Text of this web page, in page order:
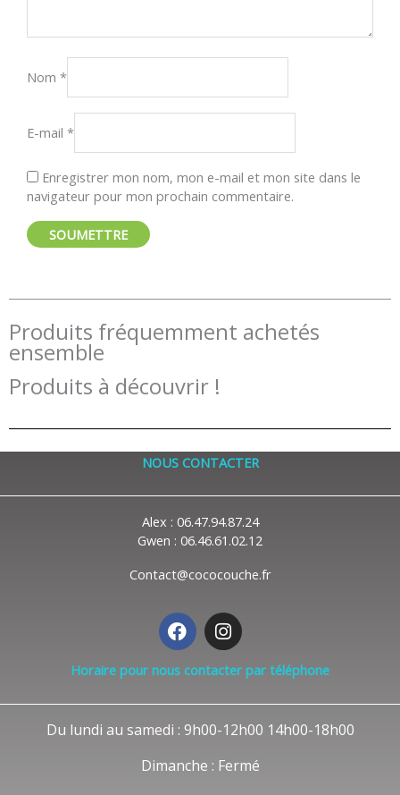
Nom *
E-mail *
Enregistrer mon nom, mon e-mail et mon site dans le
navigateur pour mon prochain commentaire.
Produits fréquemment achetés
ensemble
Produits à découvrir !
NOUS CONTACTER
Alex : 06.47.94.87.24
Gwen : 06.46.61.02.12
Contact@cococouche.fr
F
a
c
e
o
I
n
s
t
r
m
Horaire pour nous contacter par téléphone
Du lundi au samedi : 9h00-12h00 14h00-18h00
Dimanche : Fermé